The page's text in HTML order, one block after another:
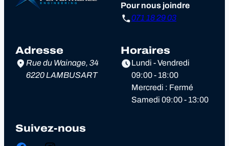
Pour nous joindre
071 18 29 03
Adresse
Rue du Wainage, 34
6220 LAMBUSART
Horaires
Lundi - Vendredi
09:00 - 18:00
Mercredi : Fermé
Samedi 09:00 - 13:00
Suivez-nous